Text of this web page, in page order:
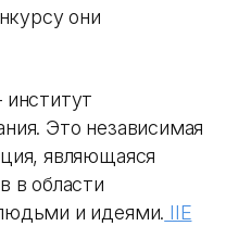
они
Это независимая
являющаяся
в области
и идеями. IIE